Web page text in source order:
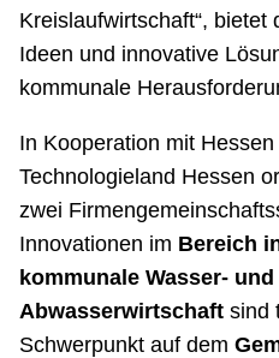
Kreislaufwirtschaft“, bietet
Ideen und innovative
kommunale
In Kooperation mit
Technologieland Hessen
zwei
Innovationen im Bereich
kommunale Wasser- und
Abwasserwirtschaftsind
Schwerpunkt auf dem